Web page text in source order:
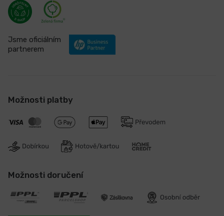
Jsme oficiálním
partnerem
Možnosti platby
Možnosti doručení